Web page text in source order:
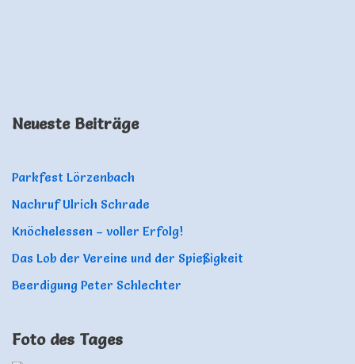
Neueste Beiträge
Parkfest Lörzenbach
Nachruf Ulrich Schrade
Knöchelessen – voller Erfolg!
Das Lob der Vereine und der Spießigkeit
Beerdigung Peter Schlechter
Foto des Tages